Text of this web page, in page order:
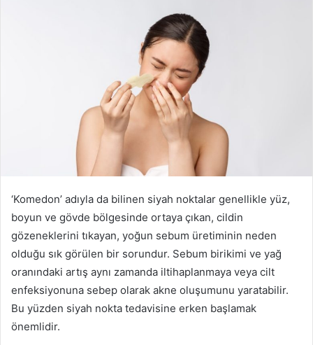
‘Komedon’ adıyla da bilinen siyah noktalar genellikle yüz,
boyun ve gövde bölgesinde ortaya çıkan, cildin
gözeneklerini tıkayan, yoğun sebum üretiminin neden
olduğu sık görülen bir sorundur. Sebum birikimi ve yağ
oranındaki artış aynı zamanda iltihaplanmaya veya cilt
enfeksiyonuna sebep olarak akne oluşumunu yaratabilir.
Bu yüzden siyah nokta tedavisine erken başlamak
önemlidir.